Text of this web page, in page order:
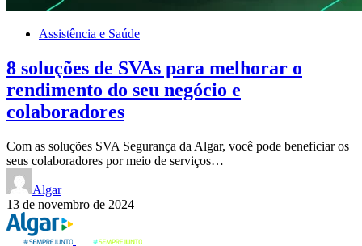
Assistência e Saúde
8 soluções de SVAs para melhorar o
rendimento do seu negócio e
colaboradores
Com as soluções SVA Segurança da Algar, você pode beneficiar os
seus colaboradores por meio de serviços…
Algar
13 de novembro de 2024